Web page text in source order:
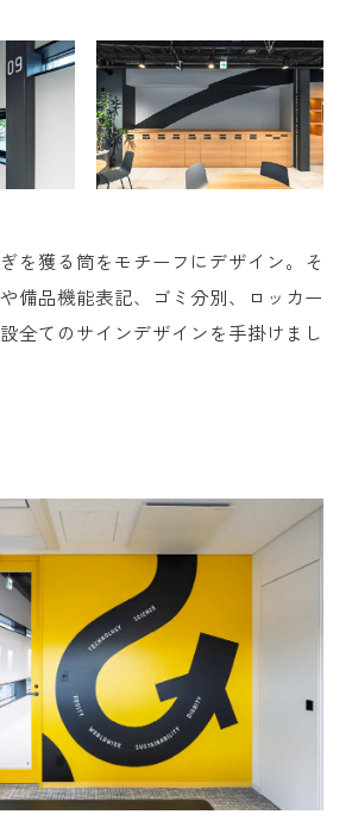
を獲る筒をモチーフにデザイン。そ
備品機能表記、ゴミ分別、ロッカー
全てのサインデザインを手掛けまし